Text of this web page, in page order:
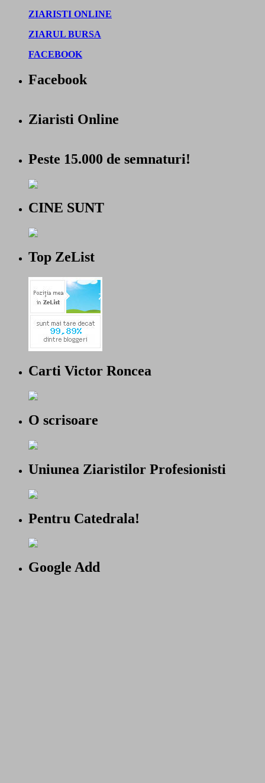
ZIARISTI ONLINE
ZIARUL BURSA
FACEBOOK
Facebook
Ziaristi Online
Peste 15.000 de semnaturi!
CINE SUNT
Top ZeList
Carti Victor Roncea
O scrisoare
Uniunea Ziaristilor Profesionisti
Pentru Catedrala!
Google Add